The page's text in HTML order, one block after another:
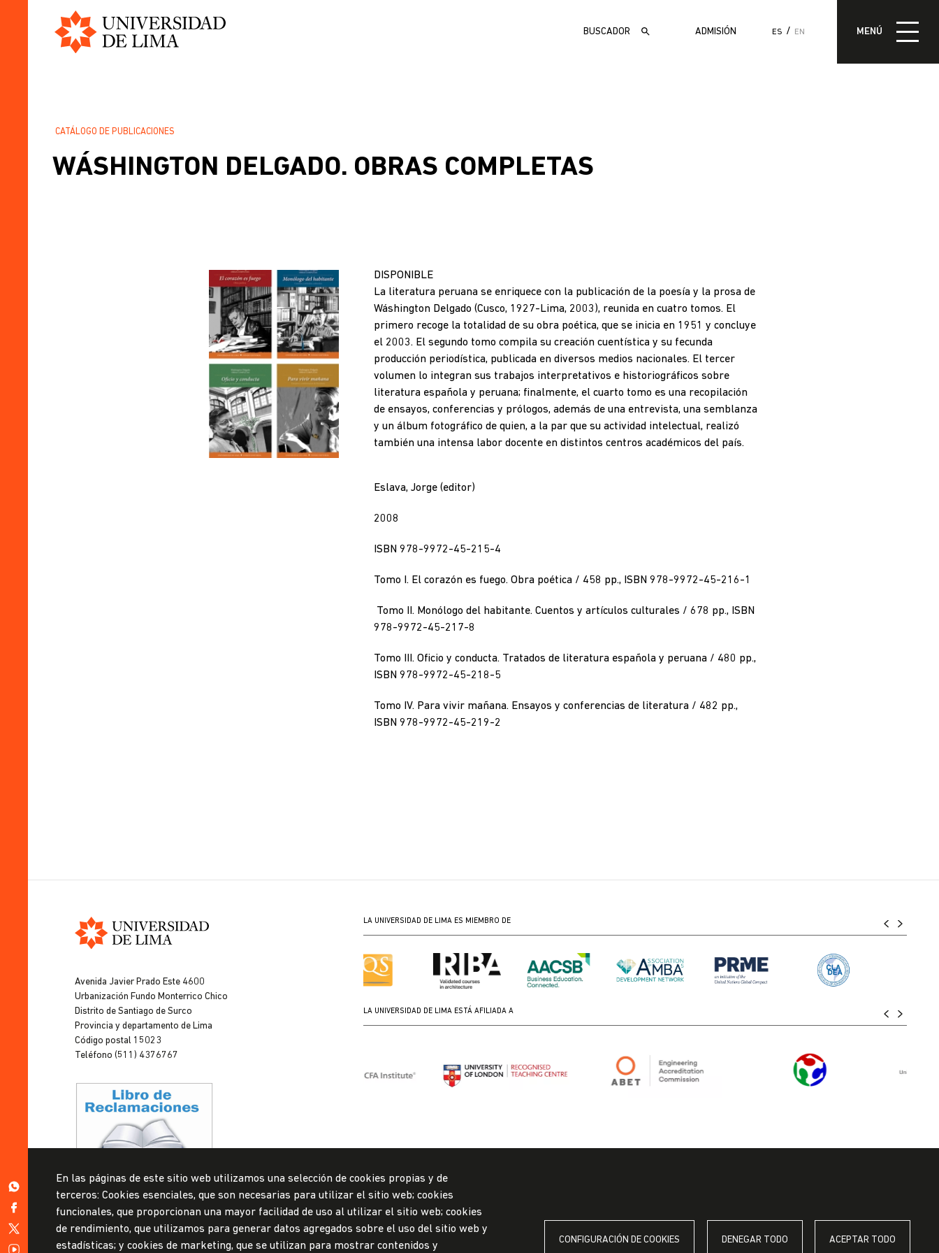
Buscar
MENÚ
ADMISIÓN ES EN MENÚ
SOBRESCRIBIR
ENLACES
CATÁLOGO DE PUBLICACIONES
WÁSHINGTON DELGADO. OBRAS COMPLETAS
DISPONIBLE
La literatura peruana se enriquece con la publicación de la poesía y la prosa de
Wáshington Delgado (Cusco, 1927-Lima, 2003), reunida en cuatro tomos. El
primero recoge la totalidad de su obra poética, que se inicia en 1951 y concluye
el 2003. El segundo tomo compila su creación cuentística y su fecunda
producción periodística, publicada en diversos medios nacionales. El tercer
volumen lo integran sus trabajos interpretativos e historiográficos sobre
literatura española y peruana; finalmente, el cuarto tomo es una recopilación
de ensayos, conferencias y prólogos, además de una entrevista, una semblanza
y un álbum fotográfico de quien, a la par que su actividad intelectual, realizó
también una intensa labor docente en distintos centros académicos del país.
Eslava, Jorge (editor)
2008
ISBN 978-9972-45-215-4
Tomo I. El corazón es fuego. Obra poética / 458 pp., ISBN 978-9972-45-216-1
Tomo II. Monólogo del habitante. Cuentos y artículos culturales / 678 pp., ISBN
978-9972-45-217-8
Tomo III. Oficio y conducta. Tratados de literatura española y peruana / 480 pp.,
ISBN 978-9972-45-218-5
Tomo IV. Para vivir mañana. Ensayos y conferencias de literatura / 482 pp.,
ISBN 978-9972-45-219-2
de
Lima
Avenida Javier Prado Este 4600
Urbanización Fundo Monterrico Chico
Distrito de Santiago de Surco
Provincia y departamento de Lima
Código postal 15023
Teléfono (511) 4376767
Mesa de partes
© Universidad de Lima, 2024
Todos los derechos reservados
Diseñado porPartners
LA UNIVERSIDAD DE LIMA ES MIEMBRO DE
LA UNIVERSIDAD DE LIMA ESTÁ AFILIADA A
En las páginas de este sitio web utilizamos una selección de cookies propias y de
terceros: Cookies esenciales, que son necesarias para utilizar el sitio web; cookies
funcionales, que proporcionan una mayor facilidad de uso al utilizar el sitio web; cookies
de rendimiento, que utilizamos para generar datos agregados sobre el uso del sitio web y
estadísticas; y cookies de marketing, que se utilizan para mostrar contenidos y
CONFIGURACIÓN DE COOKIES DENEGAR TODO ACEPTAR TODO
https://wa.me/51999967160
https://www.facebook.com/ulima.pe
https://twitter.com/udelima
https://www.youtube.com/channel/UCW0tN7v9ZvYGWNJkaAylYQg